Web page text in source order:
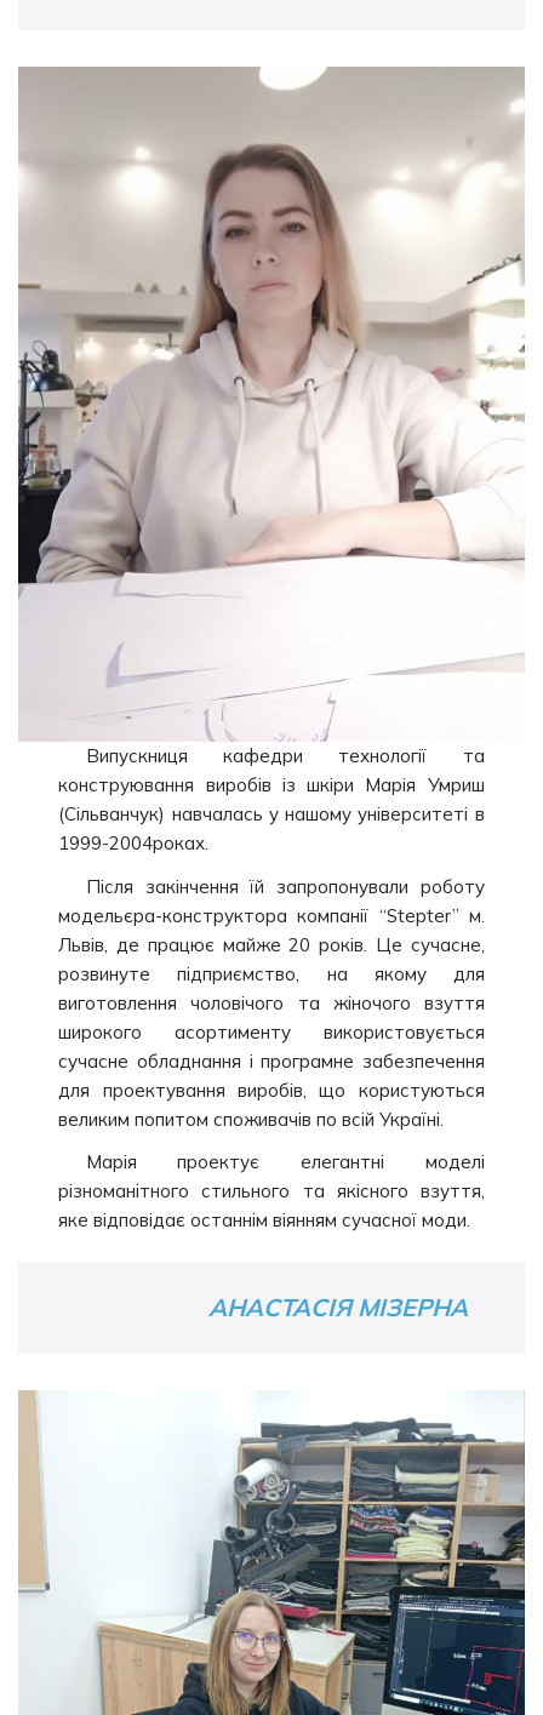
Випускниця кафедри технології та
конструювання виробів із шкіри Марія Умриш
(Сільванчук) навчалась у нашому університеті в
1999-2004роках.
Після закінчення їй запропонували роботу
модельєра-конструктора компанії “Stepter” м.
Львів, де працює майже 20 років. Це сучасне,
розвинуте підприємство, на якому для
виготовлення чоловічого та жіночого взуття
широкого асортименту використовується
сучасне обладнання і програмне забезпечення
для проектування виробів, що користуються
великим попитом споживачів по всій Україні.
Марія проектує елегантні моделі
різноманітного стильного та якісного взуття,
яке відповідає останнім віянням сучасної моди.
АНАСТАСІЯ МІЗЕРНА